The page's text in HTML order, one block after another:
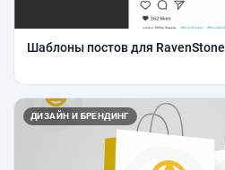
Шаблоны постов для RavenStone
ДИЗАЙН И БРЕНДИНГ